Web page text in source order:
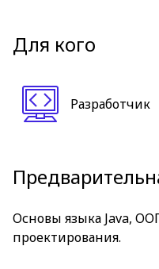
Для кого
Разработчик
Основы языка Java,
проектирования.